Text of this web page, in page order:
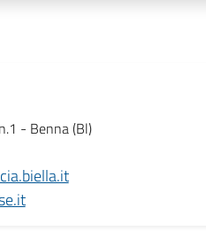
- Benna (Bl)